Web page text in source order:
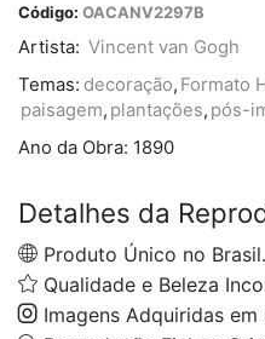
Código: OACANV2297B
Artista: Vincent van Gogh
Temas: decoração, Formato
paisagem, plantações, pós-
Ano da Obra: 1890
Detalhes da
Produto Único no Brasil.
Qualidade e Beleza
Imagens Adquiridas em